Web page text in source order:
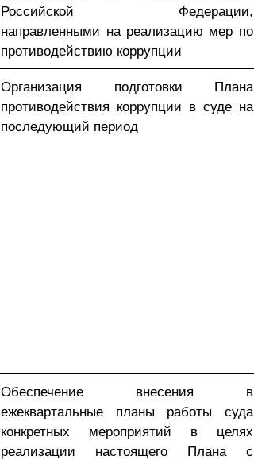
Российской Федерации,
направленными на реализацию мер по
противодействию коррупции
Организация подготовки Плана
противодействия коррупции в суде на
последующий период
Обеспечение внесения в
ежеквартальные планы работы суда
конкретных мероприятий в целях
реализации настоящего Плана с